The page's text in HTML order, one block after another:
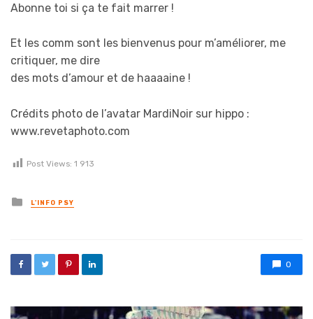
Abonne toi si ça te fait marrer !
Et les comm sont les bienvenus pour m’améliorer, me
critiquer, me dire
des mots d’amour et de haaaaine !
Crédits photo de l’avatar MardiNoir sur hippo :
www.revetaphoto.com
Post Views: 1 913
Posted in
L'INFO PSY
0